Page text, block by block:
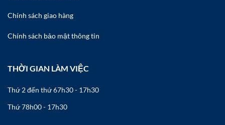
Chính sách giao hàng
Chính sách bảo mật thông tin
THỜI GIAN LÀM VIỆC
Thứ 2 đến thứ 67h30 - 17h30
Thứ 78h00 - 17h30